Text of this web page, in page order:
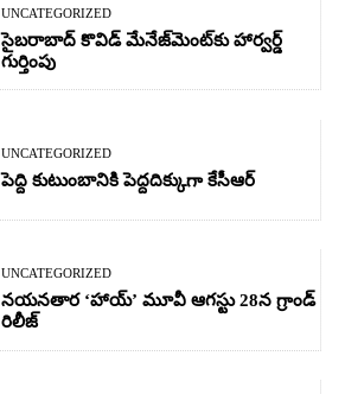
UNCATEGORIZED
సైబరాబాద్‌ కొవిడ్‌ మేనేజ్‌మెంట్‌కు హార్వర్డ్‌
గుర్తింపు
UNCATEGORIZED
పెద్ది కుటుంబానికి పెద్దదిక్కుగా కేసీఆర్
UNCATEGORIZED
నయనతార ‘హాయ్’ మూవీ ఆగస్టు 28న గ్రాండ్
రిలీజ్